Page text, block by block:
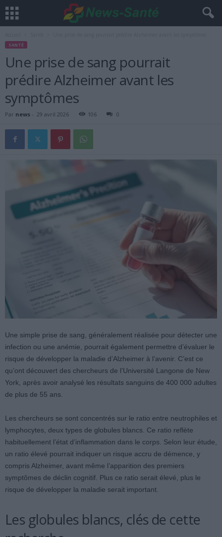
SANTÉ
Une prise de sang pourrait
prédire Alzheimer avant les
symptômes
Par news - 29 avril 2026 106 0
Une simple prise de sang, généralement réalisée pour détecter une
infection ou une anémie, pourrait également permettre d’évaluer le
risque de développer la maladie d’Alzheimer à l’avenir. C’est ce
qu’ont découvert des chercheurs de l’Université Langone de New
York, après avoir analysé les résultats sanguins de 400 000 adultes
de plus de 55 ans.
Les chercheurs se sont concentrés sur le ratio entre neutrophiles et
lymphocytes, deux types de globules blancs. Ce ratio reflète
habituellement l’état d’inflammation dans le corps. Selon leur étude,
un ratio élevé pourrait indiquer un risque accru de démence, y
compris Alzheimer, avant même l’apparition des premiers
symptômes de déclin cognitif. Plus ce ratio serait élevé, plus le
risque de développer la maladie serait important.
Les globules blancs, clés de cette